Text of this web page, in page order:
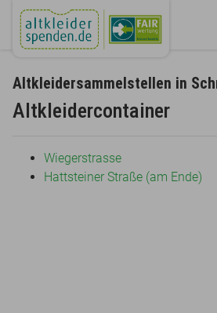
Altkleidersammelstellen in
Altkleidercontainer
Wiegerstrasse
Hattsteiner Straße (am Ende)